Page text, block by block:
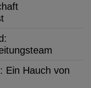
Ein Hauch von